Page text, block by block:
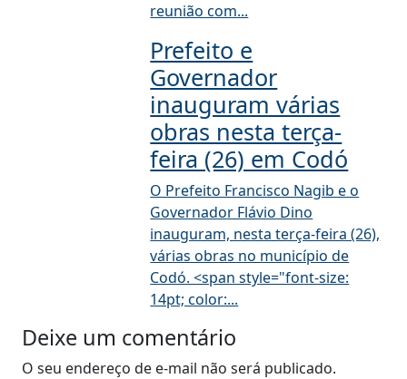
reunião com...
Prefeito e
Governador
inauguram várias
obras nesta terça-
feira (26) em Codó
O Prefeito Francisco Nagib e o
Governador Flávio Dino
inauguram, nesta terça-feira (26),
várias obras no município de
Codó. <span style="font-size:
14pt; color:...
Deixe um comentário
O seu endereço de e-mail não será publicado.